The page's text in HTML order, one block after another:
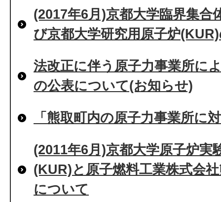
(2017年6月)京都大学臨界集合
び京都大学研究用原子炉
法改正に伴う原子力事業所に
の公表について(お知らせ)
「熊取町内の原子力事業所に
(2011年6月)京都大学原子炉実
(KUR)と原子燃料工業株式会
について